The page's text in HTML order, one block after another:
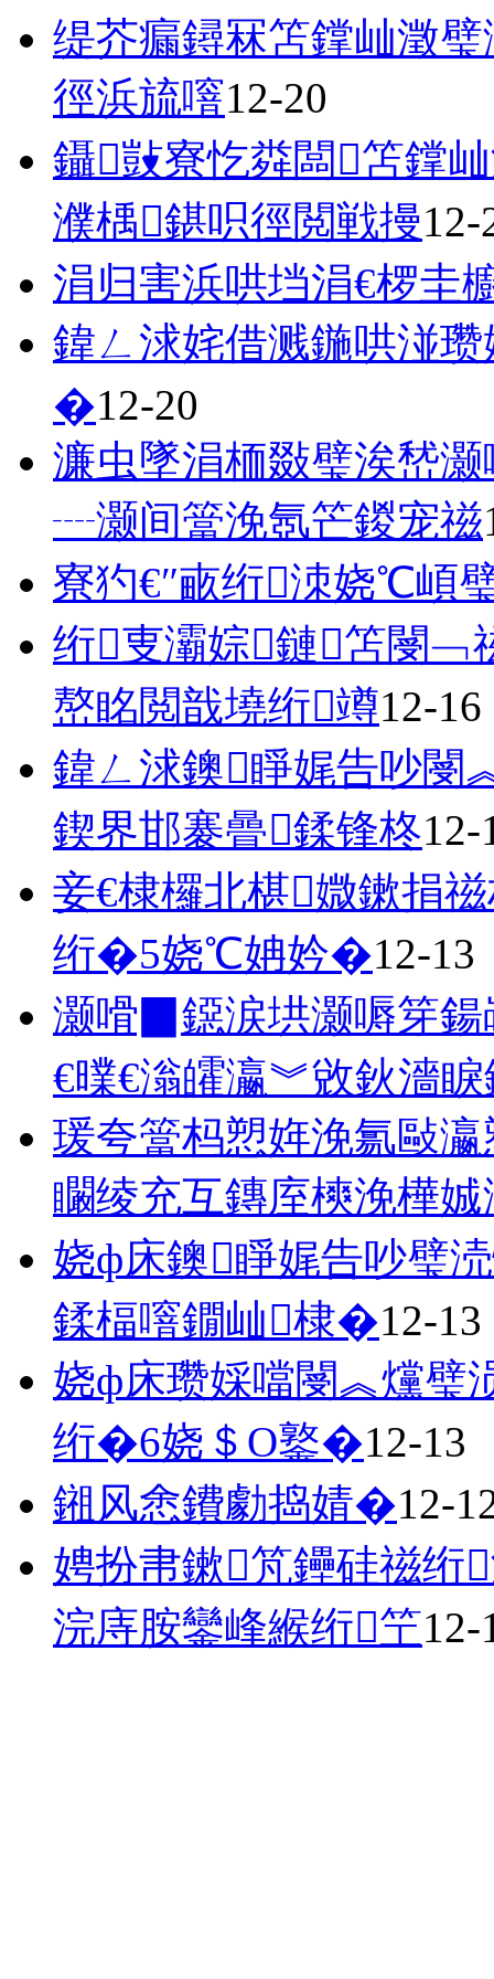
缇芥瘺鐞冧笘鐣屾澂
徑浜旈噾12-20
鑷敱寮忔粦闆笘鐣
濮楀鍖呮徑閲戦摱12-
涓归害浜哄垱涓€椤圭
鍏ㄥ浗姹借溅鍦哄湴
�12-20
濂虫墜涓栭敠璧涘嵆
┈灏间簹浼氬笀鍐宠禌
寮犳€″畞绗洓娆℃崸
绗叓灞婃鏈笘閿﹁
嶅眳閲戠墝绗竴12-16
鍏ㄥ浗鐭睜娓告吵閿
鍥界邯褰曡鍒锋柊12-
妾€棣欏北椹媺鏉捐
绗�5娆℃姌妗�12-13
灏嗗▉鐚涙垬灏嗕笌
€曗€滃皬瀛︾敓鈥濇
瑗夸簹杩愬姩浼氱敺
矙绫充互鏄庢樉浼樺
娆ф床鐭睜娓告吵璧
鍒楅噾鐗屾棣�12-13
娆ф床瓒婇噹閿︽爣璧
绗�6娆＄О鐜�12-13
鎺风悆鐨勮捣婧�12-
娉扮帇鏉竼鑸硅禌绗
浣庤胺鑾峰緱绗笁12-